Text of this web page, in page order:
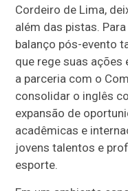
Cordeiro de Lima,
além das pistas.
balanço pós-evento
que rege suas
a parceria com o
consolidar o inglês
expansão de
acadêmicas e
jovens talentos e
esporte.